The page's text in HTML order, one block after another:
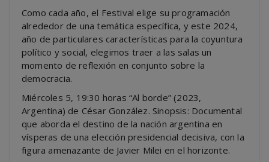
Como cada año, el Festival elige su programación
alrededor de una temática específica, y este 2024,
año de particulares características para la coyuntura
político y social, elegimos traer a las salas un
momento de reflexión en conjunto sobre la
democracia.
Miércoles 5, 19:30 horas “Al borde” (2023,
Argentina) de César González. Sinopsis: Documental
que aborda el destino de la nación argentina en
vísperas de una elección presidencial decisiva, con la
figura amenazante de Javier Milei en el horizonte.